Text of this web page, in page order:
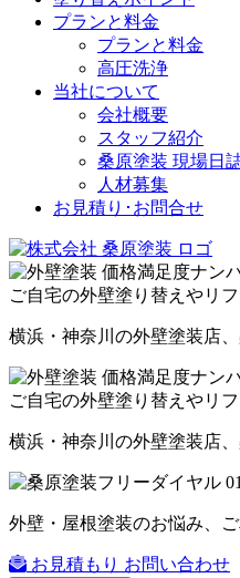
プランと料金
プランと料金
高圧洗浄
当社について
会社概要
スタッフ紹介
桑原塗装 現場日
人材募集
お見積り･お問合せ
ご自宅の外壁塗り替えやリ
横浜・神奈川の外壁塗装店
ご自宅の外壁塗り替えやリ
横浜・神奈川の外壁塗装店
外壁・屋根塗装のお悩み、ご
お見積もり お問い合わせ